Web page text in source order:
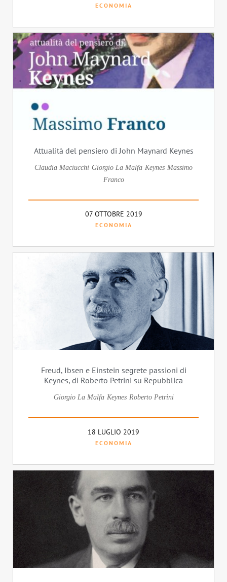
ECONOMIA
Attualità del pensiero di John Maynard Keynes
Claudia Maciucchi Giorgio La Malfa Keynes Massimo
Franco
07 OTTOBRE 2019
ECONOMIA
Freud, Ibsen e Einstein segrete passioni di
Keynes, di Roberto Petrini su Repubblica
Giorgio La Malfa Keynes Roberto Petrini
18 LUGLIO 2019
ECONOMIA